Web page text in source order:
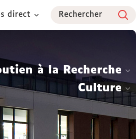
direct Rechercher
à la Recherche
Culture